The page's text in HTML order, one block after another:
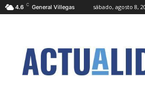
4.6 C General Villegas sábado, agosto 8,